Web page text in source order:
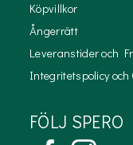
Köpvillkor
Ångerrätt
Leveranstider och
Integritetspolicy och
FÖLJ SPERO